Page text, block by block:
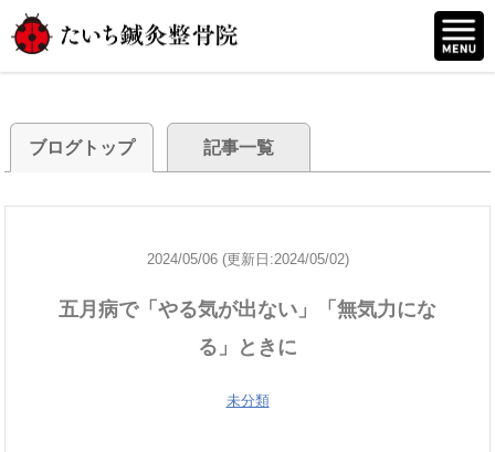
ブログトップ 記事一覧
2024/05/06 (更新日:2024/05/02)
五月病で「やる気が出ない」「無気力にな
る」ときに
未分類